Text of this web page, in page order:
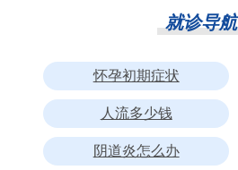
就诊导航
怀孕初期症状
人流多少钱
阴道炎怎么办